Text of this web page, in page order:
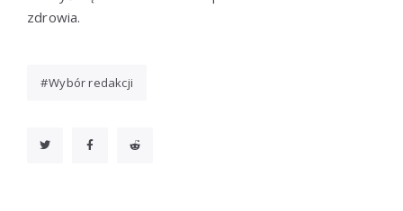
zdrowia.
Wybór redakcji